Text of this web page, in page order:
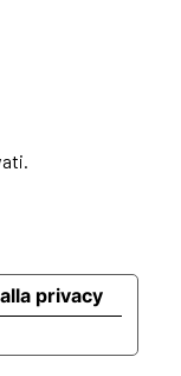
privacy